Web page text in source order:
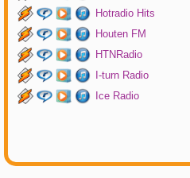
Hotradio Hits
Houten FM
HTNRadio
I-turn Radio
Ice Radio